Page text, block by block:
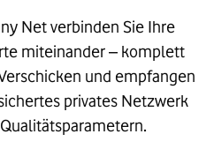
Net verbinden Sie Ihre
miteinander – komplett
und empfangen
privates Netzwerk